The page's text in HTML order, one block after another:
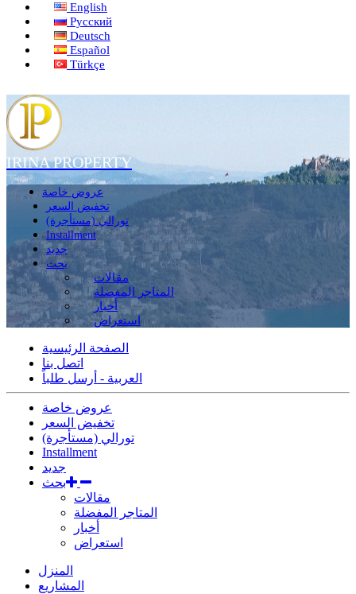
English
Русский
Deutsch
Español
Türkçe
IRINA PROPERTY
عروض خاصة
تخفيض السعر
تورالي (مستأجرة)
Installment
جديد
بحث
مقالات
المتاجر المفضلة
أخبار
استعراض
الصفحة الرئيسية
اتصل بنا
العربية - أرسل طلباً
عروض خاصة
تخفيض السعر
تورالي (مستأجرة)
Installment
جديد
بحث
مقالات
المتاجر المفضلة
أخبار
استعراض
المنزل
المشاريع